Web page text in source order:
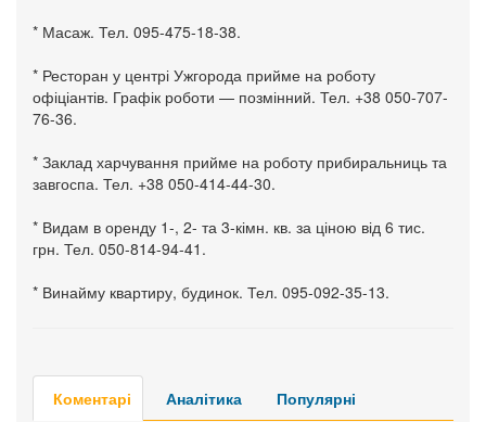
* Масаж. Тел. 095-475-18-38.
* Ресторан у центрі Ужгорода прийме на роботу
офіціантів. Графік роботи — позмінний. Тел. +38 050-707-
76-36.
* Заклад харчування прийме на роботу прибиральниць та
завгоспа. Тел. +38 050-414-44-30.
* Видам в оренду 1-, 2- та 3-кімн. кв. за ціною від 6 тис.
грн. Тел. 050-814-94-41.
* Винайму квартиру, будинок. Тел. 095-092-35-13.
Коментарі Аналітика Популярні